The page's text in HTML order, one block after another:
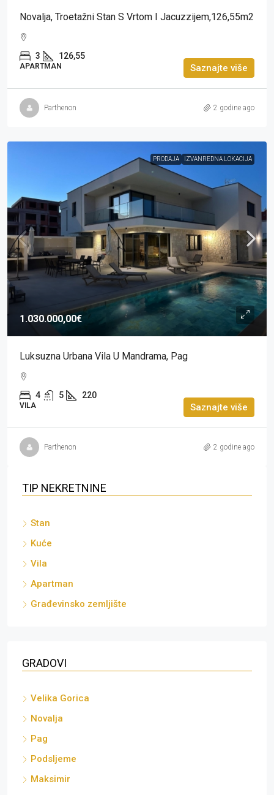
Novalja, Troetažni Stan S Vrtom I Jacuzzijem,126,55m2
3 126,55
APARTMAN Saznajte više
Parthenon 2 godine ago
PRODAJA IZVANREDNA LOKACIJA
1.030.000,00€
Luksuzna Urbana Vila U Mandrama, Pag
4 5 220
VILA Saznajte više
Parthenon 2 godine ago
TIP NEKRETNINE
Stan
Kuće
Vila
Apartman
Građevinsko zemljište
GRADOVI
Velika Gorica
Novalja
Pag
Podsljeme
Maksimir